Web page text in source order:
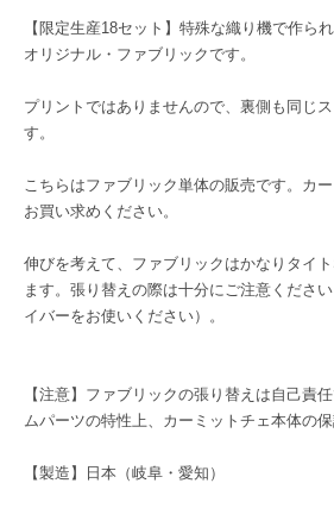
【限定生産18セット】特殊な織り機で作ら
オリジナル・ファブリックです。
プリントではありませんので、裏側も同じ
す。
こちらはファブリック単体の販売です。カ
お買い求めください。
伸びを考えて、ファブリックはかなりタイ
ます。張り替えの際は十分にご注意くださ
イバーをお使いください）。
【注意】ファブリックの張り替えは自己責
ムパーツの特性上、カーミットチェ本体の保
【製造】日本（岐阜・愛知）